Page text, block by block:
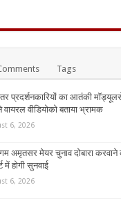
Tags
प्रदर्शनकारियों का आतंकी
वीडियोको बताया भ्रामक
6, 2026
अमृतसर मेयर चुनाव दोबारा
में होगी सुनवाई
6, 2026